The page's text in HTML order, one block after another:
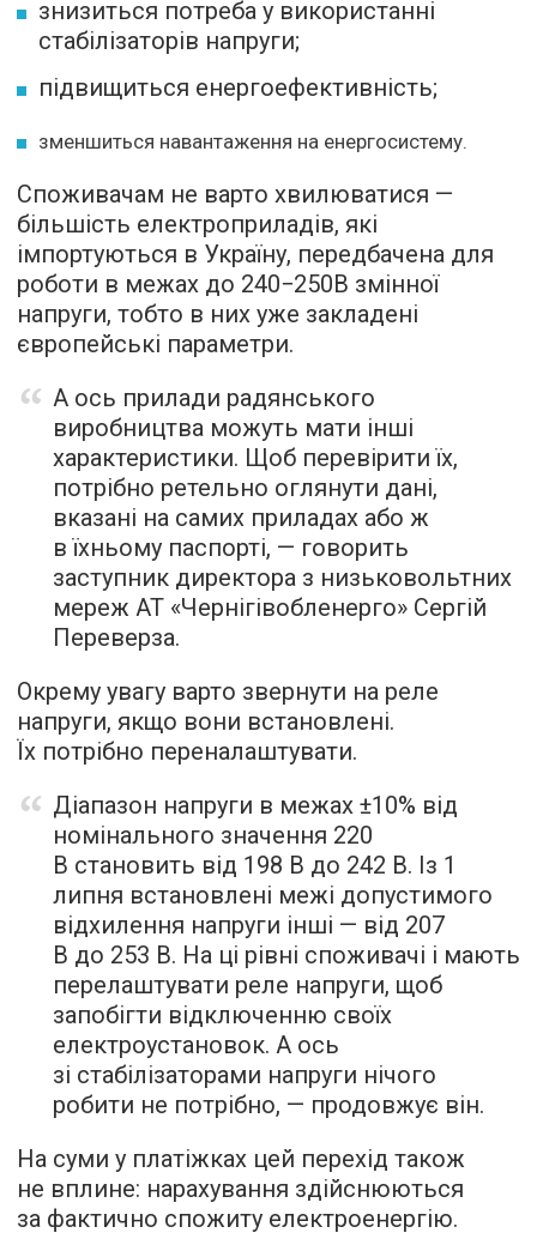
знизиться потреба у використанні
стабілізаторів напруги;
підвищиться енергоефективність;
зменшиться навантаження на енергосистему.
Споживачам не варто хвилюватися —
більшість електроприладів, які
імпортуються в Україну, передбачена для
роботи в межах до 240−250В змінної
напруги, тобто в них уже закладені
європейські параметри.
А ось прилади радянського
виробництва можуть мати інші
характеристики. Щоб перевірити їх,
потрібно ретельно оглянути дані,
вказані на самих приладах або ж
в їхньому паспорті, — говорить
заступник директора з низьковольтних
мереж АТ «Чернігівобленерго» Сергій
Переверза.
Окрему увагу варто звернути на реле
напруги, якщо вони встановлені.
Їх потрібно переналаштувати.
Діапазон напруги в межах ±10% від
номінального значення 220
В становить від 198 В до 242 В. Із 1
липня встановлені межі допустимого
відхилення напруги інші — від 207
В до 253 В. На ці рівні споживачі і мають
перелаштувати реле напруги, щоб
запобігти відключенню своїх
електроустановок. А ось
зі стабілізаторами напруги нічого
робити не потрібно, — продовжує він.
На суми у платіжках цей перехід також
не вплине: нарахування здійснюються
за фактично спожиту електроенергію.